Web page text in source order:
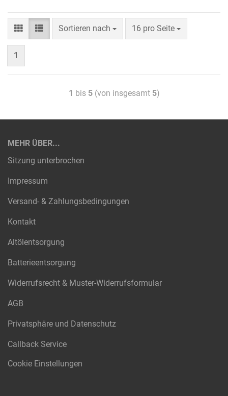
Sortieren nach 16 pro Seite
1
1 bis 5(von insgesamt 5)
MEHR ÜBER...
Sitzung unterbrochen
Impressum
Versand- & Zahlungsbedingungen
Kontakt
Altölentsorgung
Batterieentsorgung
Widerrufsrecht & Muster-Widerrufsformular
AGB
Privatsphäre und Datenschutz
Callback Service
Cookie Einstellungen